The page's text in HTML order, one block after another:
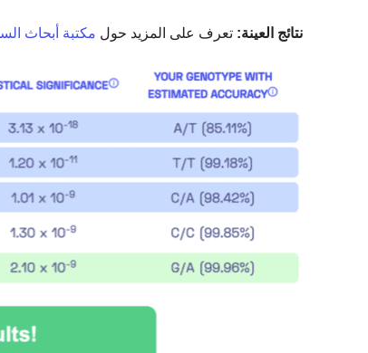
نتائج العينة: تعرف على المزيد حول مكتبة أبحاث